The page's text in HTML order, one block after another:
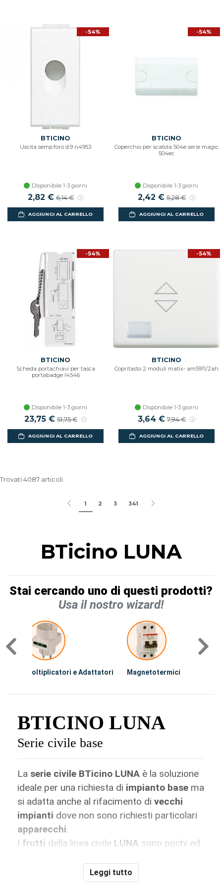
-54%
BTICINO
Uscita semp.foro d.9 n4953
Disponibile 1-3 giorni
Prezzo scontato
2,82 € Prezzo di listino
6,14 €
AGGIUNGI AL CARRELLO
-54%
BTICINO
Coperchio per scatola 504e serie magic
504ec
Disponibile 1-3 giorni
Prezzo scontato
2,42 € Prezzo di listino
5,28 €
AGGIUNGI AL CARRELLO
-54%
BTICINO
Scheda portachiavi per tasca
portabadge l4546
Disponibile 1-3 giorni
Prezzo scontato
23,75 € Prezzo di listino
51,75 €
AGGIUNGI AL CARRELLO
-54%
BTICINO
Copritasto 2 moduli matix- am5911/2ah
Disponibile 1-3 giorni
Prezzo scontato
3,64 € Prezzo di listino
7,94 €
AGGIUNGI AL CARRELLO
Trovati 4087 articoli
1 2 3 341
BTicino LUNA
Stai cercando uno di questi prodotti?
Usa il nostro wizard!
Moltiplicatori e Adattatori Magnetotermici
BTICINO LUNA
Serie civile base
La serie civile BTicino LUNA è la soluzione
ideale per una richiesta di impianto base ma
si adatta anche al rifacimento di vecchi
impianti dove non sono richiesti particolari
apparecchi.
I frutti della linea civile LUNA sono pochi ed
pulsantiC4005L,prese
C4140/16, etc.) per ricoprire i
Leggi tutto